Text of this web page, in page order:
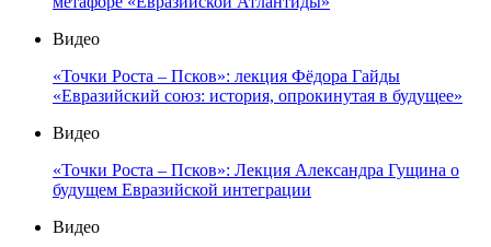
Видео
«Точки Роста – Псков»: лекция Фёдора Гайды
«Евразийский союз: история, опрокинутая в будущее»
Видео
«Точки Роста – Псков»: Лекция Александра Гущина о
будущем Евразийской интеграции
Видео